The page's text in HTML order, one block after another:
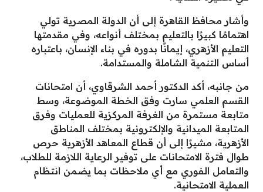
وأشار محافظ القاهرة إلى أن الدولة المصرية تولي
اهتمامًا كبيرًا بالتعليم بمختلف أنواعه، وفي مقدمتها
التعليم الأزهري، إيمانًا بدوره في بناء الإنسان، باعتباره
أساس التنمية الشاملة والمستدامة.
من جانبه، أكد الدكتور أحمد الشرقاوي، أن امتحانات
القسم العلمي سارت وفق الخطة الموضوعة، وسط
متابعة مستمرة من الغرفة المركزية للعمليات وفرق
المتابعة الميدانية والإلكترونية بمختلف المناطق
الأزهرية، مشيرًا إلى أن قطاع المعاهد الأزهرية حرص
طوال فترة الامتحانات على توفير الرعاية اللازمة للطلاب،
والتعامل الفوري مع أي ملاحظات بما يضمن انتظام
العملية الامتحانية.